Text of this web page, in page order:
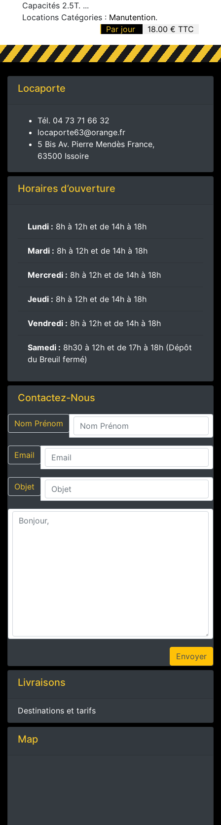
Capacités 2.5T. ...
Locations Catégories : Manutention.
Par jour
18.00 € TTC
Locaporte
Tél. 04 73 71 66 32
locaporte63@orange.fr
5 Bis Av. Pierre Mendès France,
63500 Issoire
Horaires d’ouverture
Lundi : 8h à 12h et de 14h à 18h
Mardi : 8h à 12h et de 14h à 18h
Mercredi : 8h à 12h et de 14h à 18h
Jeudi : 8h à 12h et de 14h à 18h
Vendredi : 8h à 12h et de 14h à 18h
Samedi : 8h30 à 12h et de 17h à 18h (Dépôt
du Breuil fermé)
Contactez-Nous
Nom Prénom
Email
Objet
Livraisons
Destinations et tarifs
Map